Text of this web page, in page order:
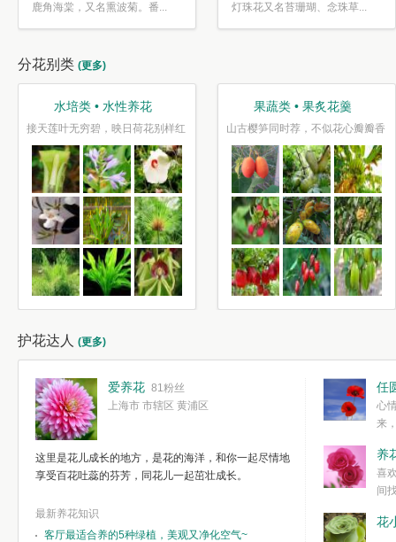
鹿角海棠，又名熏波菊。番... 灯珠花又名苔珊瑚、念珠草...
分花别类 (更多)
水培类 • 水性养花
接天莲叶无穷碧，映日荷花别样红
果蔬类 • 果炙花羹
山古樱笋同时荐，不似花心瓣瓣香
护花达人 (更多)
爱养花 81粉丝
上海市 市辖区 黄浦区
这里是花儿成长的地方，是花的海洋，和你一起尽情地
享受百花吐蕊的芬芳，同花儿一起茁壮成长。
最新养花知识
客厅最适合养的5种绿植，美观又净化空气~
任
心
来
简单愉快的心
我们自己复杂
养
喜
间
花